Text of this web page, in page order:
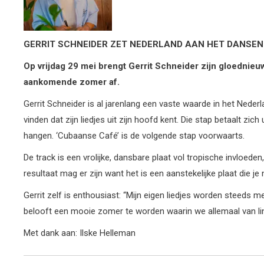
GERRIT SCHNEIDER ZET NEDERLAND AAN HET
Op vrijdag 29 mei brengt Gerrit Schneider zijn
aankomende zomer af.
Gerrit Schneider is al jarenlang een vaste waarde in het
vinden dat zijn liedjes uit zijn hoofd kent. Die stap betaalt zich
hangen. ‘Cubaanse Café’ is de volgende stap voorwaarts.
De track is een vrolijke, dansbare plaat vol tropische
resultaat mag er zijn want het is een aanstekelijke plaat die
Gerrit zelf is enthousiast: “Mijn eigen liedjes worden steeds
belooft een mooie zomer te worden waarin we allemaal van
Met dank aan: Ilske Helleman